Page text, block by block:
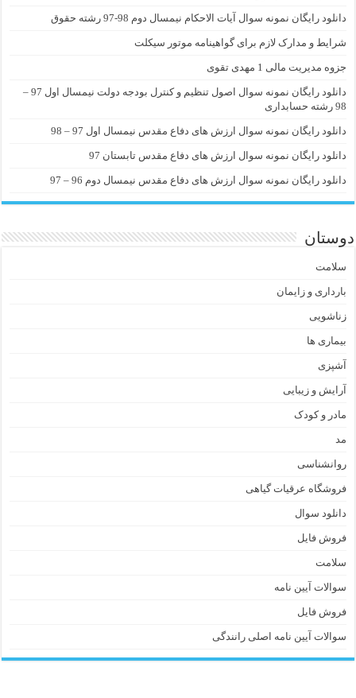
دانلود رایگان نمونه سوال آیات الاحکام نیمسال دوم 98-97 رشته حقوق
شرایط و مدارک لازم برای گواهینامه موتور سیکلت
جزوه مدیریت مالی 1 مهدی تقوی
دانلود رایگان نمونه سوال اصول تنظیم و کنترل بودجه دولت نیمسال اول 97 –
98 رشته حسابداری
دانلود رایگان نمونه سوال ارزش های دفاع مقدس نیمسال اول 97 – 98
دانلود رایگان نمونه سوال ارزش های دفاع مقدس تابستان 97
دانلود رایگان نمونه سوال ارزش های دفاع مقدس نیمسال دوم 96 – 97
دوستان
سلامت
بارداری و زایمان
زناشویی
بیماری ها
آشپزی
آرایش و زیبایی
مادر و کودک
مد
روانشناسی
فروشگاه عرقیات گیاهی
دانلود سوال
فروش فایل
سلامت
سوالات آیین نامه
فروش فایل
سوالات آیین نامه اصلی رانندگی